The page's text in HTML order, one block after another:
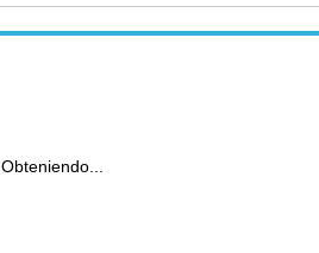
Obteniendo...